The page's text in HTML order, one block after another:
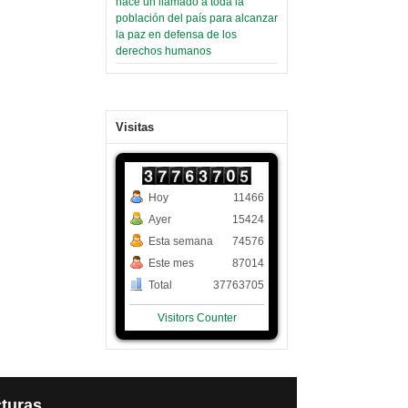
población del país para alcanzar
la paz en defensa de los
derechos humanos
Visitas
Hoy
Ayer
Esta semana
Este mes
Total
11466
15424
74576
87014
37763705
Visitors Counter